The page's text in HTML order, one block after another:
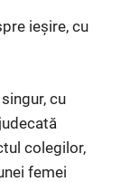
ieșire, cu
cu
colegilor,
femei